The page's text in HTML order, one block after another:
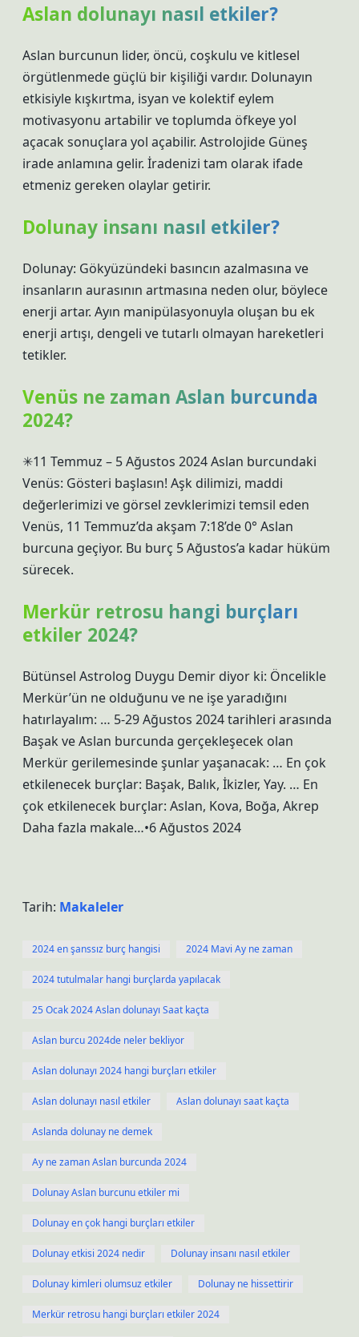
Aslan dolunayı nasıl etkiler?
Aslan burcunun lider, öncü, coşkulu ve kitlesel
örgütlenmede güçlü bir kişiliği vardır. Dolunayın
etkisiyle kışkırtma, isyan ve kolektif eylem
motivasyonu artabilir ve toplumda öfkeye yol
açacak sonuçlara yol açabilir. Astrolojide Güneş
irade anlamına gelir. İradenizi tam olarak ifade
etmeniz gereken olaylar getirir.
Dolunay insanı nasıl etkiler?
Dolunay: Gökyüzündeki basıncın azalmasına ve
insanların aurasının artmasına neden olur, böylece
enerji artar. Ayın manipülasyonuyla oluşan bu ek
enerji artışı, dengeli ve tutarlı olmayan hareketleri
tetikler.
Venüs ne zaman Aslan burcunda
2024?
✳11 Temmuz – 5 Ağustos 2024 Aslan burcundaki
Venüs: Gösteri başlasın! Aşk dilimizi, maddi
değerlerimizi ve görsel zevklerimizi temsil eden
Venüs, 11 Temmuz’da akşam 7:18’de 0° Aslan
burcuna geçiyor. Bu burç 5 Ağustos’a kadar hüküm
sürecek.
Merkür retrosu hangi burçları
etkiler 2024?
Bütünsel Astrolog Duygu Demir diyor ki: Öncelikle
Merkür’ün ne olduğunu ve ne işe yaradığını
hatırlayalım: … 5-29 Ağustos 2024 tarihleri ​​arasında
Başak ve Aslan burcunda gerçekleşecek olan
Merkür gerilemesinde şunlar yaşanacak: … En çok
etkilenecek burçlar: Başak, Balık, İkizler, Yay. … En
çok etkilenecek burçlar: Aslan, Kova, Boğa, Akrep
Daha fazla makale…•6 Ağustos 2024
Tarih: Makaleler
2024 en şanssız burç hangisi 2024 Mavi Ay ne zaman
2024 tutulmalar hangi burçlarda yapılacak
25 Ocak 2024 Aslan dolunayı Saat kaçta
Aslan burcu 2024de neler bekliyor
Aslan dolunayı 2024 hangi burçları etkiler
Aslan dolunayı nasıl etkiler Aslan dolunayı saat kaçta
Aslanda dolunay ne demek
Ay ne zaman Aslan burcunda 2024
Dolunay Aslan burcunu etkiler mi
Dolunay en çok hangi burçları etkiler
Dolunay etkisi 2024 nedir Dolunay insanı nasıl etkiler
Dolunay kimleri olumsuz etkiler Dolunay ne hissettirir
Merkür retrosu hangi burçları etkiler 2024